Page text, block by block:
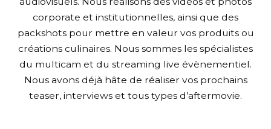
corporate et institutionnelles, ainsi que des
packshots pour mettre en valeur vos produits ou
créations culinaires. Nous sommes les spécialistes
du multicam et du streaming live évènementiel.
Nous avons déjà hâte de réaliser vos prochains
teaser, interviews et tous types d’aftermovie.